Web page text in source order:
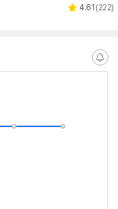
별 4.61 리
(222)
알